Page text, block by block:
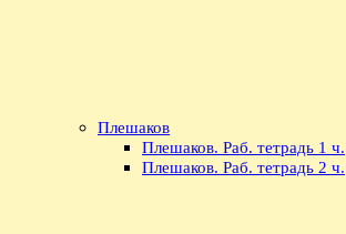
Плешаков
Плешаков. Раб. тетрадь 1 ч.
Плешаков. Раб. тетрадь 2 ч.